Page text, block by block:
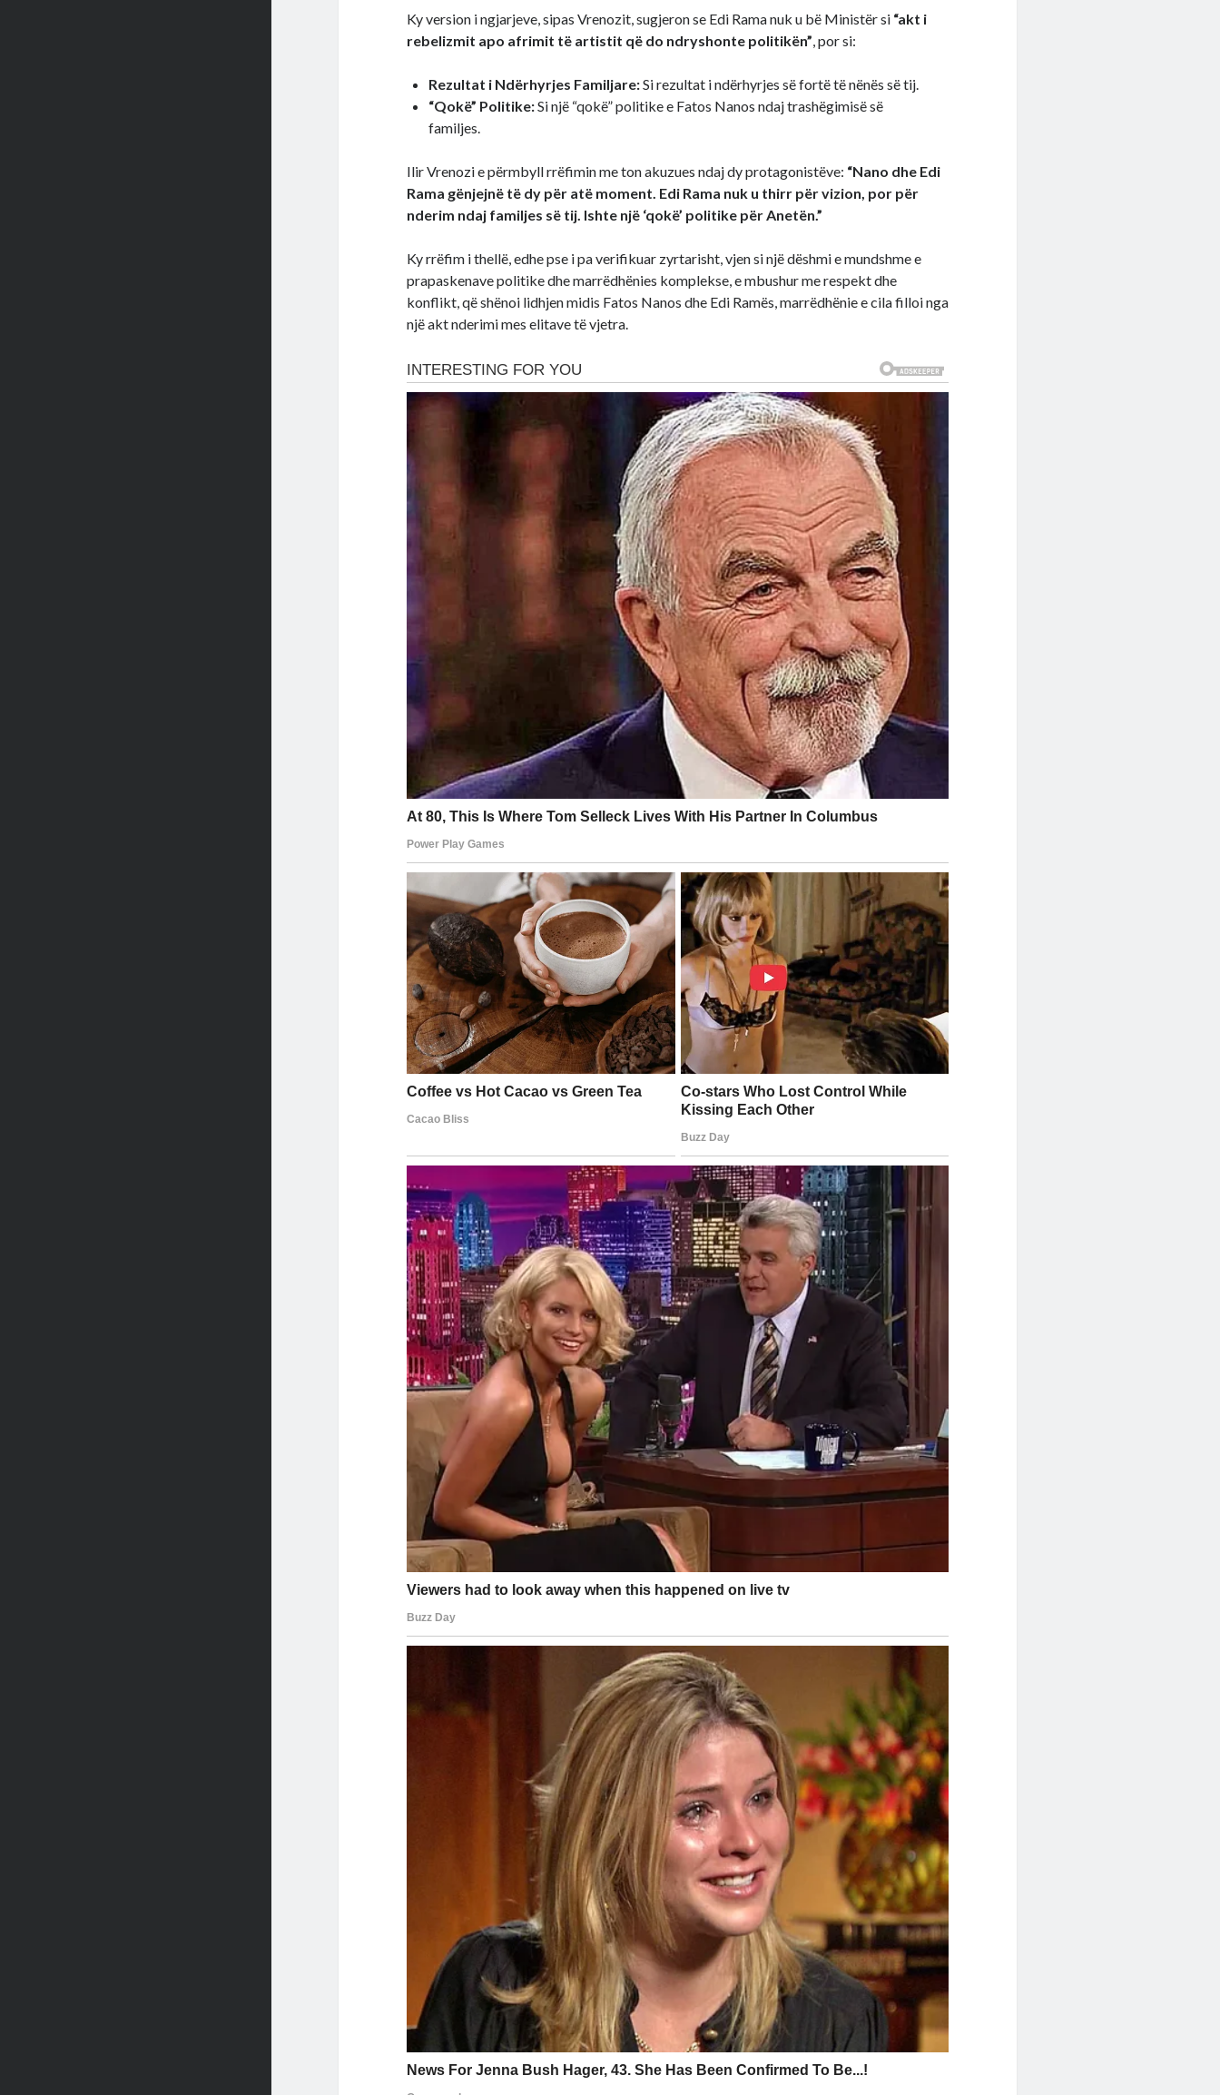
Ky version i ngjarjeve, sipas Vrenozit, sugjeron se Edi Rama nuk u bë Ministër si “akt i
rebelizmit apo afrimit të artistit që do ndryshonte politikën”, por si:
Rezultat i Ndërhyrjes Familjare:Si rezultat i ndërhyrjes së fortë të nënës së tij.
“Qokë” Politike:Si një “qokë” politike e Fatos Nanos ndaj trashëgimisë së
familjes.
Ilir Vrenozi e përmbyll rrëfimin me ton akuzues ndaj dy protagonistëve: “Nano dhe Edi
Rama gënjejnë të dy për atë moment. Edi Rama nuk u thirr për vizion, por për
nderim ndaj familjes së tij. Ishte një ‘qokë’ politike për Anetën.”
Ky rrëfim i thellë, edhe pse i pa verifikuar zyrtarisht, vjen si një dëshmi e mundshme e
prapaskenave politike dhe marrëdhënies komplekse, e mbushur me respekt dhe
konflikt, që shënoi lidhjen midis Fatos Nanos dhe Edi Ramës, marrëdhënie e cila filloi nga
një akt nderimi mes elitave të vjetra.